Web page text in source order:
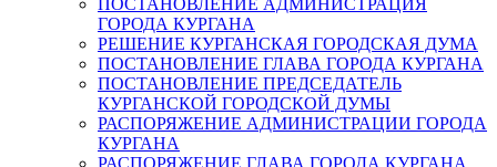
ПОСТАНОВЛЕНИЕ АДМИНИСТРАЦИЯ
ГОРОДА КУРГАНА
РЕШЕНИЕ КУРГАНСКАЯ ГОРОДСКАЯ ДУМА
ПОСТАНОВЛЕНИЕ ГЛАВА ГОРОДА КУРГАНА
ПОСТАНОВЛЕНИЕ ПРЕДСЕДАТЕЛЬ
КУРГАНСКОЙ ГОРОДСКОЙ ДУМЫ
РАСПОРЯЖЕНИЕ АДМИНИСТРАЦИИ ГОРОДА
КУРГАНА
РАСПОРЯЖЕНИЕ ГЛАВА ГОРОДА КУРГАНА